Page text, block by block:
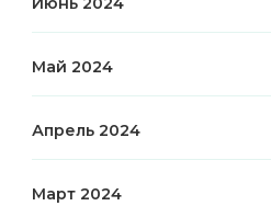
Май 2024
Апрель 2024
Март 2024